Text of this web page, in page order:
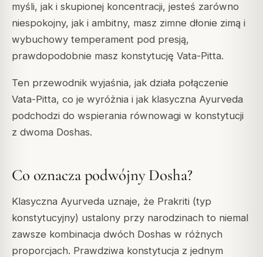
myśli, jak i skupionej koncentracji, jesteś zarówno
niespokojny, jak i ambitny, masz zimne dłonie zimą i
wybuchowy temperament pod presją,
prawdopodobnie masz konstytucję Vata-Pitta.
Ten przewodnik wyjaśnia, jak działa połączenie
Vata-Pitta, co je wyróżnia i jak klasyczna Ayurveda
podchodzi do wspierania równowagi w konstytucji
z dwoma Doshas.
Co oznacza podwójny Dosha?
Klasyczna Ayurveda uznaje, że Prakriti (typ
konstytucyjny) ustalony przy narodzinach to niemal
zawsze kombinacja dwóch Doshas w różnych
proporcjach. Prawdziwa konstytucja z jednym